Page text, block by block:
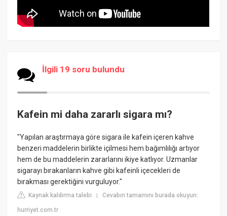
İlgili 19 soru bulundu
Kafein mi daha zararlı sigara mı?
"Yapılan araştırmaya göre sigara ile kafein içeren kahve
benzeri maddelerin birlikte içilmesi hem bağımlılığı artıyor
hem de bu maddelerin zararlarını ikiye katlıyor. Uzmanlar
sigarayı bırakanların kahve gibi kafeinli içecekleri de
bırakması gerektiğini vurguluyor."
Kaynak kaldırma talebi |Cevabın tamamını burada okuyun:
hurriyet.com.tr